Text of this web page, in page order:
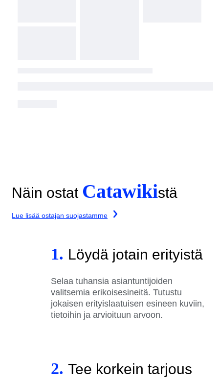
Näin ostat Catawikistä
Lue lisää ostajan suojastamme
1. Löydä jotain erityistä
Selaa tuhansia asiantuntijoiden
valitsemia erikoisesineitä. Tutustu
jokaisen erityislaatuisen esineen kuviin,
tietoihin ja arvioituun arvoon.
2. Tee korkein tarjous